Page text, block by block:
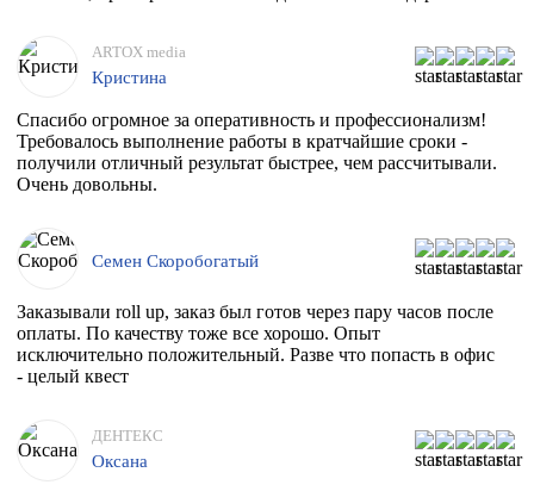
ARTOX media
Кристина
Спасибо огромное за оперативность и профессионализм!
Требовалось выполнение работы в кратчайшие сроки -
получили отличный результат быстрее, чем рассчитывали.
Очень довольны.
Семен Скоробогатый
Заказывали roll up, заказ был готов через пару часов после
оплаты. По качеству тоже все хорошо. Опыт
исключительно положительный. Разве что попасть в офис
- целый квест
ДЕНТЕКС
Оксана